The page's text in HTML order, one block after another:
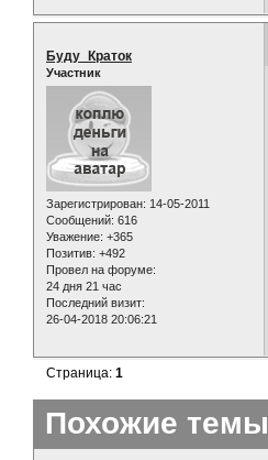
Буду_Краток
Участник
Зарегистрирован: 14-05-2011
Сообщений: 616
Уважение: +365
Позитив: +492
Провел на форуме:
24 дня 21 час
Последний визит:
26-04-2018 20:06:21
Страница:1
Похожие темы